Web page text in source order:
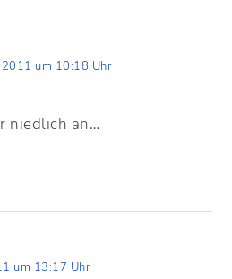
um 10:18 Uhr
niedlich an…
um 13:17 Uhr